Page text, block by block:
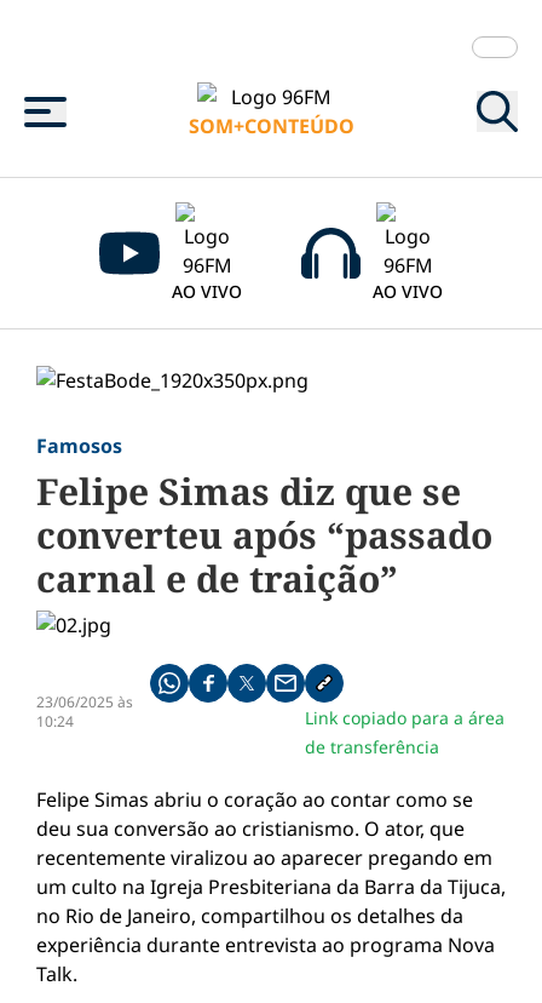
Menu
SOM+CONTEÚDO
AO VIVO AO VIVO
Famosos
Felipe Simas diz que se
converteu após “passado
carnal e de traição”
23/06/2025 às
10:24
Compartilhe pelo whatsapp
Compartilhar no facebook
Compartilhar no twitter
Compartilhe pelo email
Copiar link da notícia
Link copiado para a área
de transferência
Felipe Simas abriu o coração ao contar como se
deu sua conversão ao cristianismo. O ator, que
recentemente viralizou ao aparecer pregando em
um culto na Igreja Presbiteriana da Barra da Tijuca,
no Rio de Janeiro, compartilhou os detalhes da
experiência durante entrevista ao programa Nova
Talk.